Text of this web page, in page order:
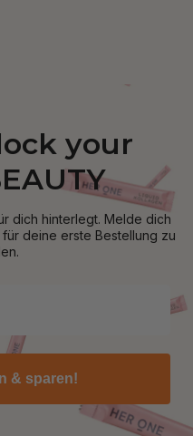
your
dich hinterlegt. Melde dich
deine erste Bestellung zu
& sparen!